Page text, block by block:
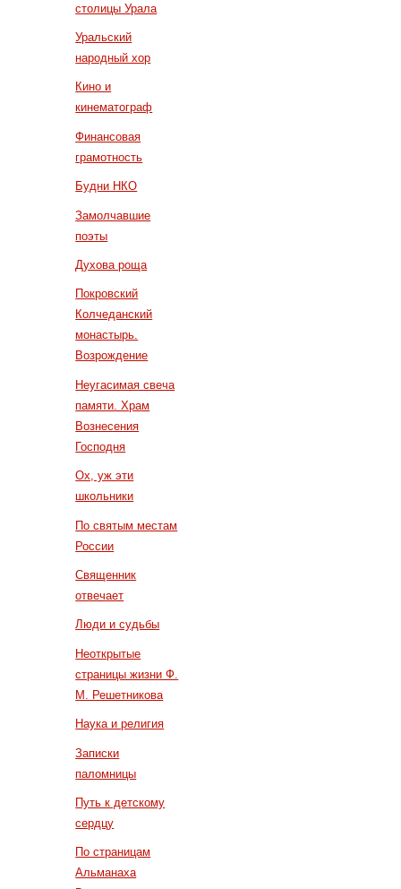
столицы Урала
Уральский
народный хор
Кино и
кинематограф
Финансовая
грамотность
Будни НКО
Замолчавшие
поэты
Духова роща
Покровский
Колчеданский
монастырь.
Возрождение
Неугасимая свеча
памяти. Храм
Вознесения
Господня
Ох, уж эти
школьники
По святым местам
России
Священник
отвечает
Люди и судьбы
Неоткрытые
страницы жизни Ф.
М. Решетникова
Наука и религия
Записки
паломницы
Путь к детскому
сердцу
По страницам
Альманаха